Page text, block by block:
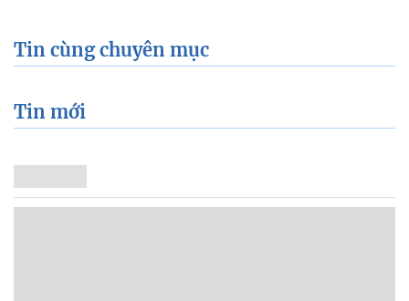
Tin cùng chuyên mục
Tin mới